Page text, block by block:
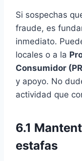
Si sospechas
fraude, es
inmediato.
locales o a la
Consumidor
y apoyo. No
actividad que
6.1
estafas